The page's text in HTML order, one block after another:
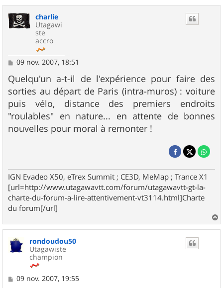
charlie
Utagawi
ste
accro
M
s
s
a
g
e
09 nov. 2007, 18:51
Quelqu'un a-t-il de l'expérience pour faire des
sorties au départ de Paris (intra-muros) : voiture
puis vélo, distance des premiers endroits
"roulables" en nature... en attente de bonnes
nouvelles pour moral à remonter !
IGN Evadeo X50, eTrex Summit ; CE3D, MeMap ; Trance X1
[url=http://www.utagawavtt.com/forum/utagawavtt-gt-la-
charte-du-forum-a-lire-attentivement-vt3114.html]Charte
du forum[/url]
a
u
rondoudou50
Utagawiste
champion
M
09 nov. 2007, 19:55